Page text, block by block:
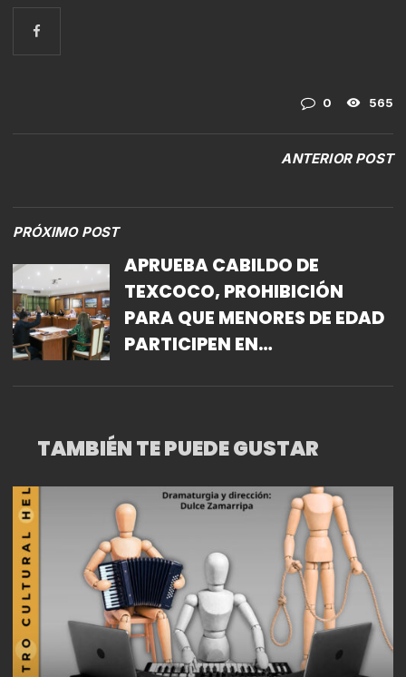
0 565
ANTERIOR POST
PRÓXIMO POST
APRUEBA CABILDO DE
TEXCOCO, PROHIBICIÓN
PARA QUE MENORES DE EDAD
PARTICIPEN EN
TAMBIÉN TE PUEDE GUSTAR